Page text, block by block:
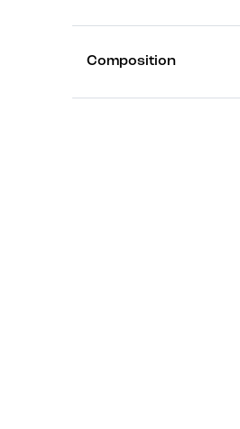
Composition